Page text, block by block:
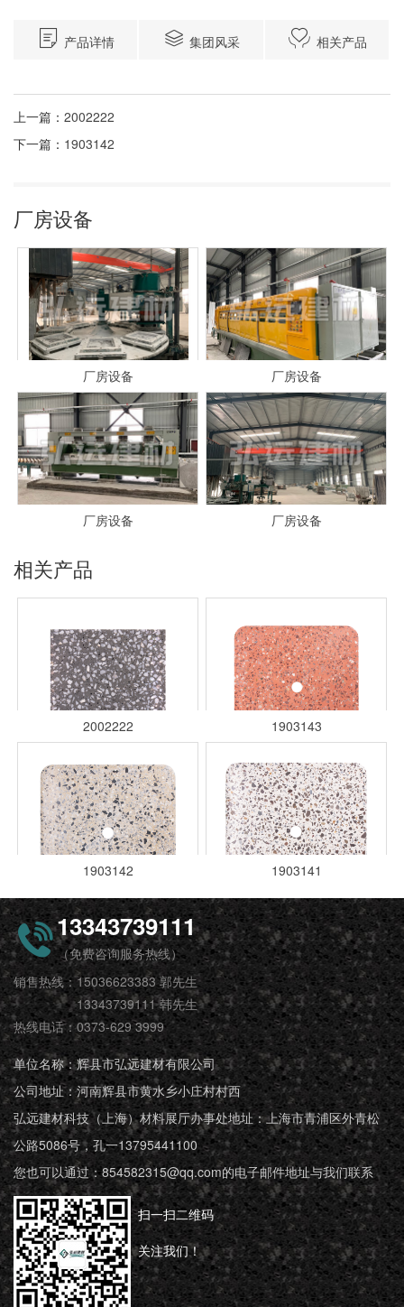
产品详情 集团风采 相关产品
上一篇： 2002222
下一篇： 1903142
厂房设备
厂房设备 厂房设备
厂房设备 厂房设备
相关产品
2002222 1903143
1903142 1903141
13343739111
（免费咨询服务热线）
销售热线：15036623383 郭先生
13343739111 韩先生
热线电话：0373-629 3999
单位名称：辉县市弘远建材有限公司
公司地址：河南辉县市黄水乡小庄村村西
弘远建材科技（上海）材料展厅办事处地址：上海市青浦区外青松
公路5086号，孔一13795441100
您也可以通过：854582315@qq.com的电子邮件地址与我们联系
扫一扫二维码
关注我们！